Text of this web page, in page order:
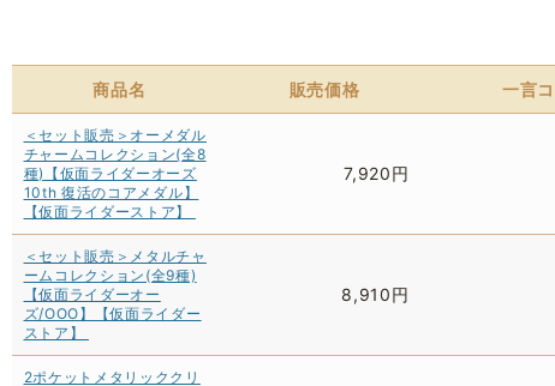
商品名 販売価格 一言
＜セット販売＞オーメダル
チャームコレクション(全8
種)【仮面ライダーオーズ
10th 復活のコアメダル】
【仮面ライダーストア】
7,920円
＜セット販売＞メタルチャ
ームコレクション(全9種)
【仮面ライダーオー
ズ/OOO】【仮面ライダー
ストア】
8,910円
2ポケットメタリッククリ